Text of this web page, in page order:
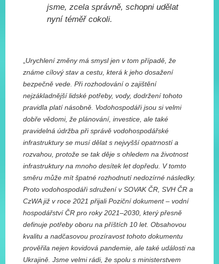
jsme, zcela správně, schopni udělat
nyní téměř cokoli.
Urychlení změny má smysl jen v tom případě, že
známe cílový stav a cestu, která k jeho dosažení
bezpečně vede. Při rozhodování o zajištění
nejzákladnější lidské potřeby, vody, dodržení tohoto
pravidla platí násobně. Vodohospodáři jsou si velmi
dobře vědomi, že plánování, investice, ale také
pravidelná údržba při správě vodohospodářské
infrastruktury se musí dělat s nejvyšší opatrností a
rozvahou, protože se tak děje s ohledem na životnost
infrastruktury na mnoho desítek let dopředu. V tomto
směru může mít špatné rozhodnutí nedozírné následky.
Proto vodohospodáři sdružení v SOVAK ČR, SVH ČR a
CzWA již v roce 2021 přijali Poziční dokument – vodní
hospodářství ČR pro roky 2021–2030, který přesně
definuje potřeby oboru na příštích 10 let. Obsahovou
kvalitu a nadčasovou prozíravost tohoto dokumentu
prověřila nejen kovidová pandemie, ale také události na
Ukrajině. Jsme velmi rádi, že spolu s ministerstvem